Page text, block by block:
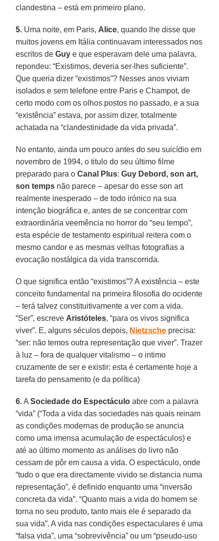
clandestina – está em primeiro plano.
5. Uma noite, em Paris, Alice, quando lhe disse que
muitos jovens em Itália continuavam interessados nos
escritos de Guy e que esperavam dele uma palavra,
repondeu: “Existimos, deveria ser-lhes suficiente”.
Que queria dizer “existimos”? Nesses anos viviam
isolados e sem telefone entre Paris e Champot, de
certo modo com os olhos postos no passado, e a sua
“existência” estava, por assim dizer, totalmente
achatada na “clandestinidade da vida privada”.
No entanto, ainda um pouco antes do seu suicídio em
novembro de 1994, o titulo do seu último filme
preparado para o Canal Plus:Guy Debord, son art,
son temps não parece – apesar do esse son art
realmente inesperado – de todo irónico na sua
intenção biográfica e, antes de se concentrar com
extraordinária veemência no horror do “seu tempo”,
esta espécie de testamento espiritual reitera com o
mesmo candor e as mesmas velhas fotografias a
evocação nostálgica da vida transcorrida.
O que significa então “existimos”? A existência – este
conceito fundamental na primeira filosofia do ocidente
– terá talvez constituitivamente a ver com a vida.
“Ser”, escreve Aristóteles, “para os vivos significa
viver”. E, alguns séculos depois, Nietzsche precisa:
“ser: não temos outra representação que viver”. Trazer
à luz – fora de qualquer vitalismo – o intimo
cruzamente de ser e existir: esta é certamente hoje a
tarefa do pensamento (e da política)
6.ASociedade do Espectáculo abre com a palavra
“vida” (“Toda a vida das sociedades nas quais reinam
as condições modernas de produção se anuncia
como uma imensa acumulação de espectáculos) e
até ao último momento as análises do livro não
cessam de pôr em causa a vida. O espectáculo, onde
“tudo o que era directamente vivido se distancia numa
representação”, é definido enquanto uma “inversão
concreta da vida”. “Quanto mais a vida do homem se
torna no seu produto, tanto mais ele é separado da
sua vida”. A vida nas condições espectaculares é uma
“falsa vida”, uma “sobrevivência” ou um “pseudo-uso